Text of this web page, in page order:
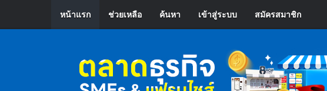
หน้าแรก ช่วยเหลือ ค้นหา เข้าสู่ระบบ สมัครสมาชิก